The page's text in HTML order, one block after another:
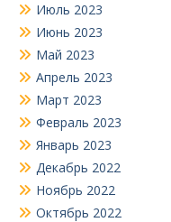
Июль 2023
Июнь 2023
Май 2023
Апрель 2023
Март 2023
Февраль 2023
Январь 2023
Декабрь 2022
Ноябрь 2022
Октябрь 2022